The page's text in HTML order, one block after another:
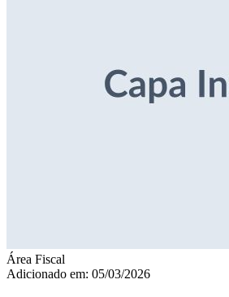
Área Fiscal
Adicionado em: 05/03/2026